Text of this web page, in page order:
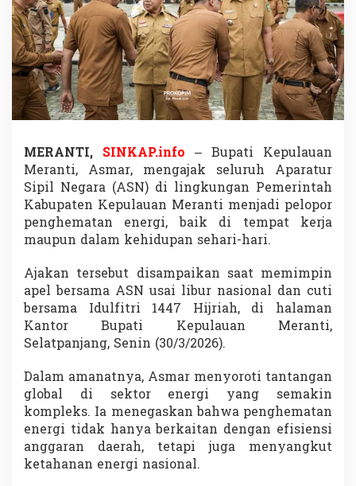
A
S
N
H
e
m
a
t
E
e
r
g
i
,
a
s
k
a
n
i
p
l
i
n
d
MERANTI, SINKAP.info – Bupati Kepulauan
Meranti, Asmar, mengajak seluruh Aparatur
Sipil Negara (ASN) di lingkungan Pemerintah
Kabupaten Kepulauan Meranti menjadi pelopor
penghematan energi, baik di tempat kerja
maupun dalam kehidupan sehari-hari.
Ajakan tersebut disampaikan saat memimpin
apel bersama ASN usai libur nasional dan cuti
bersama Idulfitri 1447 Hijriah, di halaman
Kantor Bupati Kepulauan Meranti,
Selatpanjang, Senin (30/3/2026).
Dalam amanatnya, Asmar menyoroti tantangan
global di sektor energi yang semakin
kompleks. Ia menegaskan bahwa penghematan
energi tidak hanya berkaitan dengan efisiensi
anggaran daerah, tetapi juga menyangkut
ketahanan energi nasional.